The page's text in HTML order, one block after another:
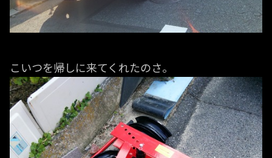
こいつを帰しに来てくれたのさ。